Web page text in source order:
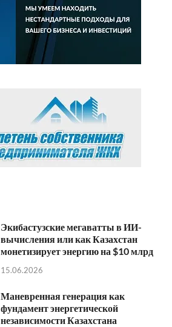
Экибастузские мегаватты в ИИ-
вычисления или как Казахстан
монетизирует энергию на $10 млрд
15.06.2026
Маневренная генерация как
фундамент энергетической
независимости Казахстана